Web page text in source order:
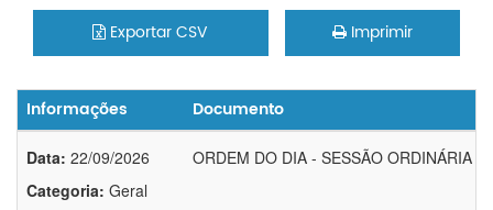
Exportar CSV Imprimir
Informações Documento
Data: 22/09/2026
Categoria: Geral
ORDEM DO DIA - SESSÃO ORDINÁRIA